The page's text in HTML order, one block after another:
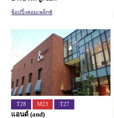
ช็อปปิ้งคอมเพล็กซ์
T28 M23 T27
แอนด์ (and)